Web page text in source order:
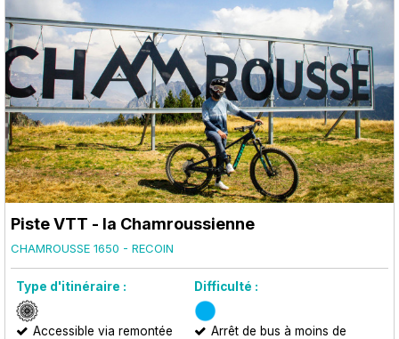
Piste VTT - la Chamroussienne
CHAMROUSSE 1650 - RECOIN
Type d'itinéraire : Difficulté :
Accessible via remontée
Arrêt de bus à moins de